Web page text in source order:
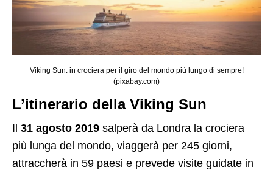
Viking Sun: in crociera per il giro del mondo più lungo di sempre!
(pixabay.com)
L’itinerario della Viking Sun
Il 31 agosto 2019 salperà da Londra la crociera
più lunga del mondo, viaggerà per 245 giorni,
attraccherà in 59 paesi e prevede visite guidate in